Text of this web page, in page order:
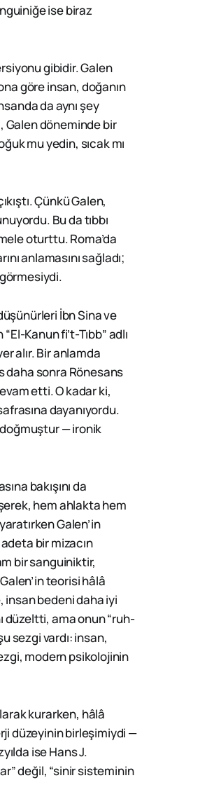
ise biraz
gibidir. Galen
göre insan, doğanın
da aynı şey
Galen döneminde bir
mu yedin, sıcak mı
Çünkü Galen,
Bu da tıbbı
oturttu. Roma’da
anlamasını sağladı;
İbn Sina ve
Kanun fi’t-Tıbb” adlı
alır. Bir anlamda
daha sonra Rönesans
etti. O kadar ki,
dayanıyordu.
— ironik
bakışını da
hem ahlakta hem
Galen’in
bir mizacın
bir sanguiniktir,
teorisi hâlâ
insan bedeni daha iyi
düzeltti, ama onun “ruh-
sezgi vardı: insan,
modern psikolojinin
kurarken, hâlâ
düzeyinin birleşimiydi —
ise Hans J.
değil, “sinir sisteminin